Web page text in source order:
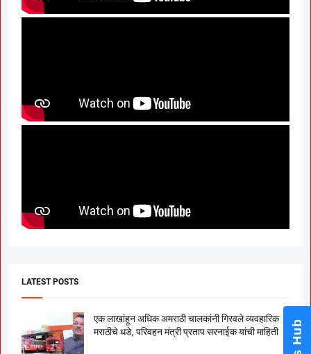
LATEST POSTS
एक लाखांहून अधिक अमराठी चालकांनी गिरवले व्यवहारिक
मराठीचे धडे, परिवहन मंत्री प्रताप सरनाईक यांची माहिती